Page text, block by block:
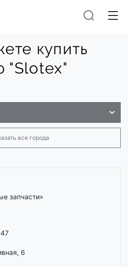
купить
"Slotex"
все города
запчасти»
6